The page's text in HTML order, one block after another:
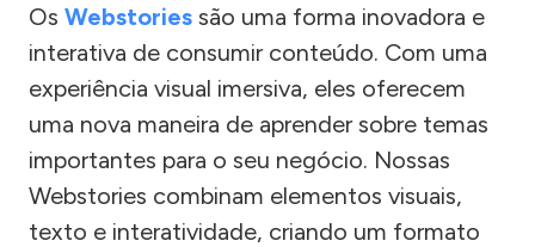
Os Webstories são uma forma inovadora e
interativa de consumir conteúdo. Com uma
experiência visual imersiva, eles oferecem
uma nova maneira de aprender sobre temas
importantes para o seu negócio. Nossas
Webstories combinam elementos visuais,
texto e interatividade, criando um formato